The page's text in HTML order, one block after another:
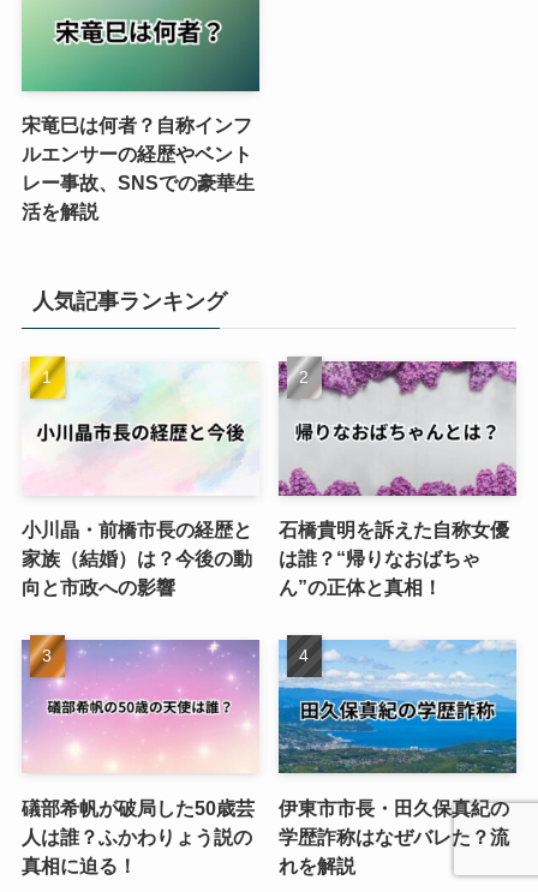
宋竜巳は何者？自称インフ
ルエンサーの経歴やベント
レー事故、SNSでの豪華生
活を解説
人気記事ランキング
小川晶・前橋市長の経歴と
家族（結婚）は？今後の動
向と市政への影響
石橋貴明を訴えた自称女優
は誰？“帰りなおばちゃ
ん”の正体と真相！
礒部希帆が破局した50歳芸
人は誰？ふかわりょう説の
真相に迫る！
伊東市市長・田久保真紀の
学歴詐称はなぜバレた？流
れを解説